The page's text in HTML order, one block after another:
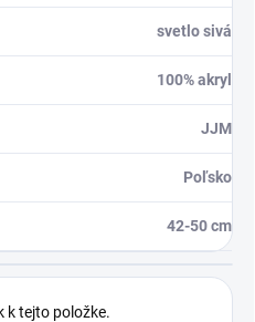
svetlo sivá
100% akryl
JJM
Poľsko
42-50 cm
k tejto položke.